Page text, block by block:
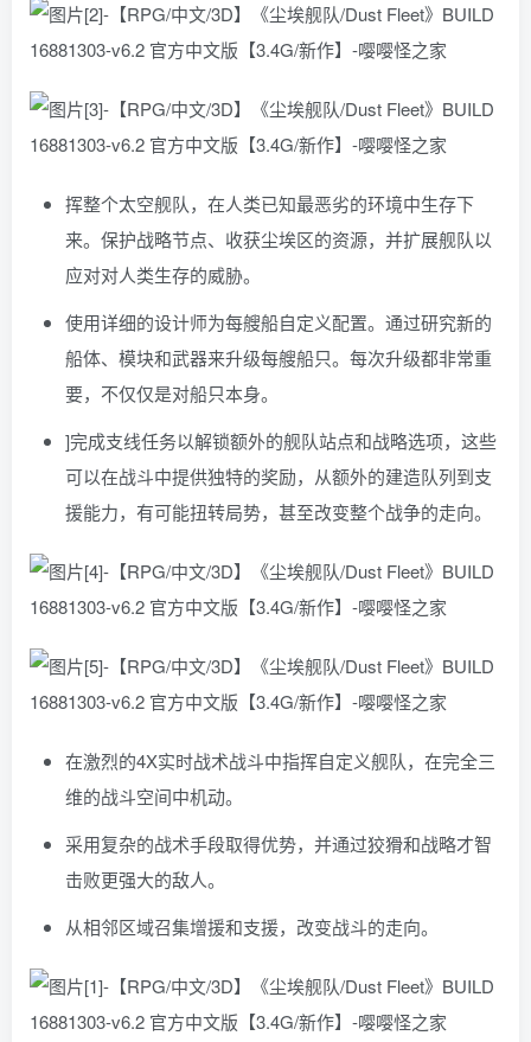
挥整个太空舰队，在人类已知最恶劣的环境中生存下
来。保护战略节点、收获尘埃区的资源，并扩展舰队以
应对对人类生存的威胁。
使用详细的设计师为每艘船自定义配置。通过研究新的
船体、模块和武器来升级每艘船只。每次升级都非常重
要，不仅仅是对船只本身。
]完成支线任务以解锁额外的舰队站点和战略选项，这些
可以在战斗中提供独特的奖励，从额外的建造队列到支
援能力，有可能扭转局势，甚至改变整个战争的走向。
在激烈的4X实时战术战斗中指挥自定义舰队，在完全三
维的战斗空间中机动。
采用复杂的战术手段取得优势，并通过狡猾和战略才智
击败更强大的敌人。
从相邻区域召集增援和支援，改变战斗的走向。